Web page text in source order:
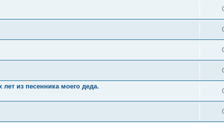
из песенника моего деда.